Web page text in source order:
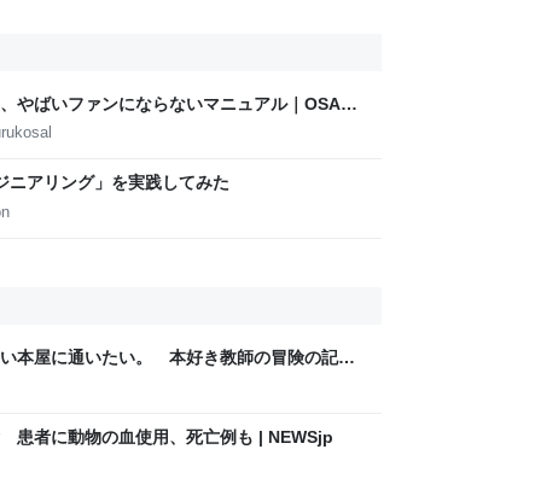
やばいファンにならないマニュアル｜OSAKA
アリング」を実践してみた
本屋に通いたい。 本好き教師の冒険の記
患者に動物の血使用、死亡例も | NEWSjp